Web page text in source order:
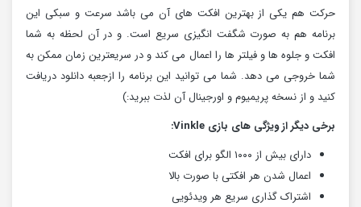
حرکت هم یکی از بهترین افکت های آن می باشد سرعت و سبکی این
برنامه هم به صورت شگفت انگیزی سریع است. و در آن لحظه به شما
افکت و جلوه ها و فیلتر ها را اعمال می کند و در سریعترین زمان ممکن به
شما خروجی می دهد. شما می توانید این برنامه را ازجعبه دانلود دریافت
کنید و از نسخه پریمیوم و اورجینال آن لذت ببرید:)
برخی دیگر از ویژگی های بازی Vinkle:
دارای بیش از ۱۰۰۰ الگو برای افکت
اعمال شدن هر افکتی با صورت بالا
اشتراک گذاری سریع هر ویدئویی